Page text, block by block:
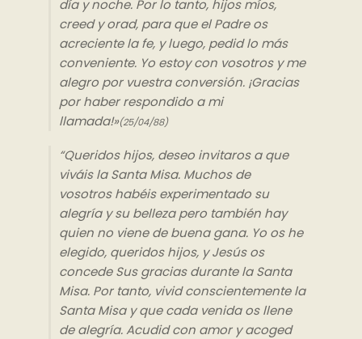
día y noche. Por lo tanto, hijos míos,
creed y orad, para que el Padre os
acreciente la fe, y luego, pedid lo más
conveniente. Yo estoy con vosotros y me
alegro por vuestra conversión. ¡Gracias
por haber respondido a mi
llamada!»(25/04/88)
“Queridos hijos, deseo invitaros a que
viváis la Santa Misa. Muchos de
vosotros habéis experimentado su
alegría y su belleza pero también hay
quien no viene de buena gana. Yo os he
elegido, queridos hijos, y Jesús os
concede Sus gracias durante la Santa
Misa. Por tanto, vivid conscientemente la
Santa Misa y que cada venida os llene
de alegría. Acudid con amor y acoged